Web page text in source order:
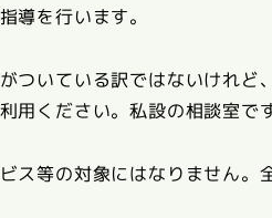
導を行います。
ついている訳ではないけれど
用ください。私設の相談室で
ス等の対象にはなりません。